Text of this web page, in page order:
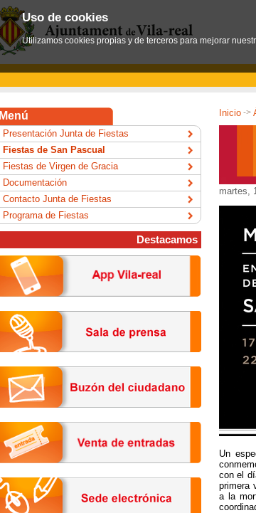
Inicio ->
martes,
Un
con el
primera
a la
Menú
Presentación Junta de Fiestas
Fiestas de San Pascual
Fiestas de Virgen de Gracia
Documentación
Contacto Junta de Fiestas
Programa de Fiestas
Destacamos
Uso de cookies
Utilizamos cookies propias y de terceros para mejorar